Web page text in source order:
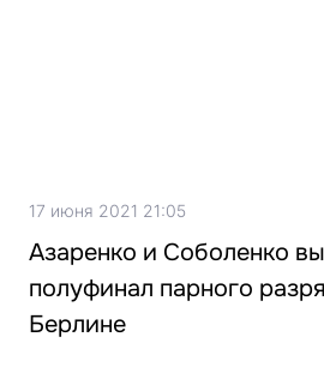
17 июня 2021 21:05
Азаренко и Соболенко
полуфинал парного
Берлине